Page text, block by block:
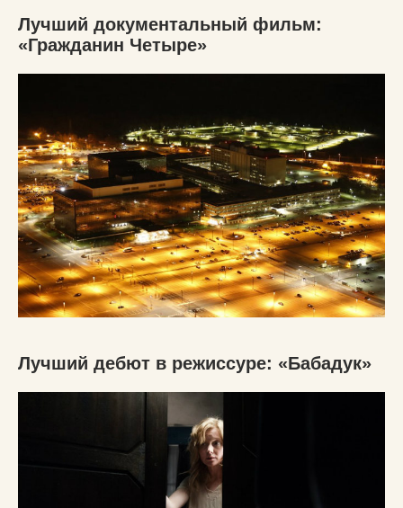
Лучший документальный фильм:
«Гражданин Четыре»
Лучший дебют в режиссуре: «Бабадук»